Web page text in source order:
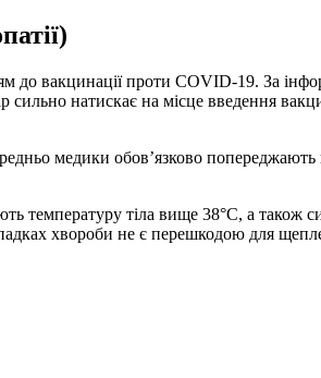
до вакцинації проти COVID-19. За
сильно натискає на місце введення
медики обов’язково
температуру тіла вище 38°C, а також
хвороби не є перешкодою для